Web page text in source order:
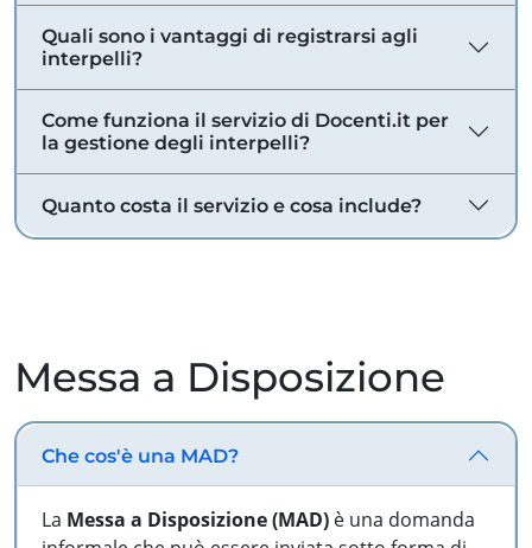
Quali sono i vantaggi di registrarsi agli
interpelli?
Come funziona il servizio di Docenti.it per
la gestione degli interpelli?
Quanto costa il servizio e cosa include?
Messa a Disposizione
Che cos'è una MAD?
La Messa a Disposizione (MAD) è una domanda